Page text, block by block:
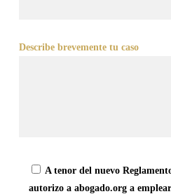
Describe brevemente tu caso
A tenor del nuevo
autorizo a abogado.org a